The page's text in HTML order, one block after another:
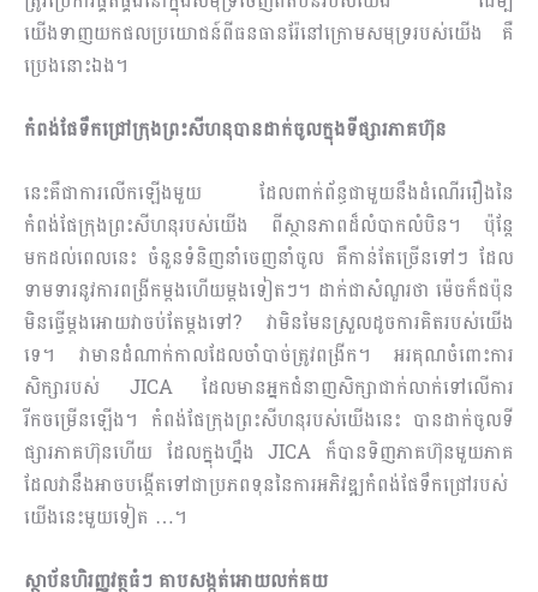
យើងទាញយកផលប្រយោជន៍ពីធនធានរ៉ែនៅក្រោមសមុទ្ររបស់យើង គឺ
ប្រេងនោះឯង។
កំពង់ផែទឹកជ្រៅក្រុងព្រះសីហនុបានដាក់ចូលក្នុងទីផ្សារភាគហ៊ុន
នេះគឺជាការលើកឡើងមួយ ដែលពាក់ព័ន្ធជាមួយនឹងដំណើររឿងនៃ
កំពង់ផែក្រុងព្រះសីហនុរបស់យើង ពីស្ថានភាពដ៏លំបាកលំបិន។ ប៉ុន្តែ
មកដល់ពេលនេះ ចំនួនទំនិញនាំចេញនាំចូល គឺកាន់តែច្រើនទៅៗ ដែល
ទាមទារនូវការពង្រីកម្ដងហើយម្ដងទៀតៗ។ ដាក់ជាសំណួរថា ម៉េចក៏ជប៉ុន
មិនធ្វើម្ដងអោយវាចប់តែម្ដងទៅ? វាមិនមែនស្រួលដូចការគិតរបស់យើង
ទេ។ វាមានដំណាក់កាលដែលចាំបាច់ត្រូវពង្រីក។ អរគុណចំពោះការ
សិក្សារបស់ JICA ដែលមានអ្នកជំនាញសិក្សាជាក់លាក់ទៅលើការ
រីកចម្រើនឡើង។ កំពង់ផែក្រុងព្រះសីហនុរបស់យើងនេះ បានដាក់ចូលទី
ផ្សារភាគហ៊ុនហើយ ដែលក្នុងហ្នឹង JICA ក៏បានទិញភាគហ៊ុនមួយភាគ
ដែលវានឹងអាចបង្កើតទៅជាប្រភពទុននៃការអភិវឌ្ឍកំពង់ផែទឹកជ្រៅរបស់
យើងនេះមួយទៀត …។
ស្ថាប័នហិរញ្ញវត្ថុធំៗ គាបសង្កត់អោយលក់គយ